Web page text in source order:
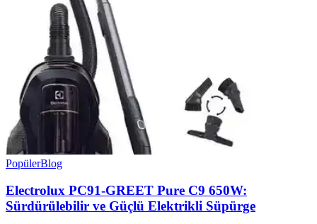
PopülerBlog
Electrolux PC91-GREET Pure C9 650W:
Sürdürülebilir ve Güçlü Elektrikli Süpürge